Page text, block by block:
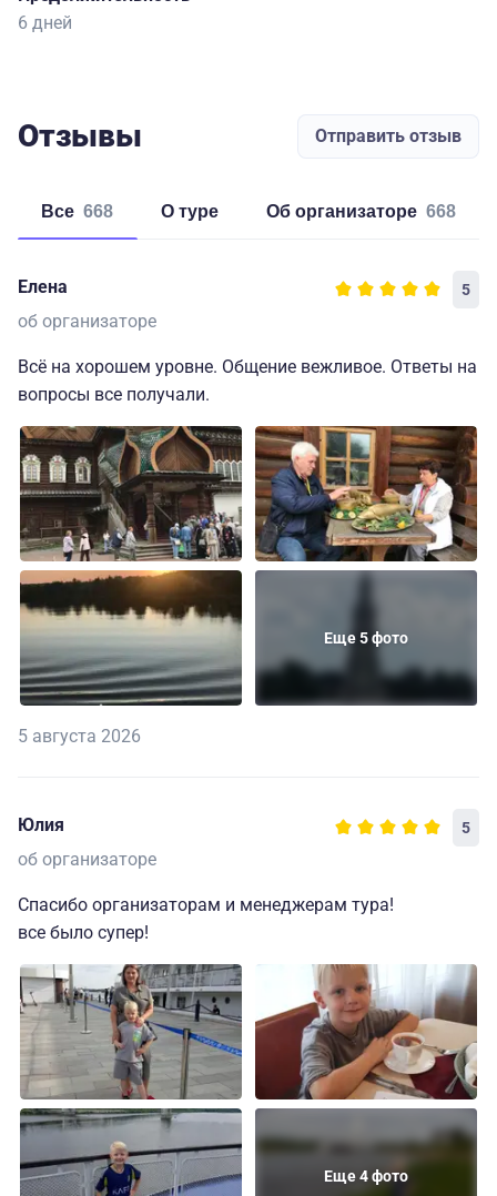
6 дней
Отзывы Отправить отзыв
Все 668 о туре об организаторе 668
Елена 5
об организаторе
Всё на хорошем уровне. Общение вежливое. Ответы на
вопросы все получали.
Еще 5 фото
5 августа 2026
Юлия 5
об организаторе
Спасибо организаторам и менеджерам тура!
все было супер!
Еще 4 фото